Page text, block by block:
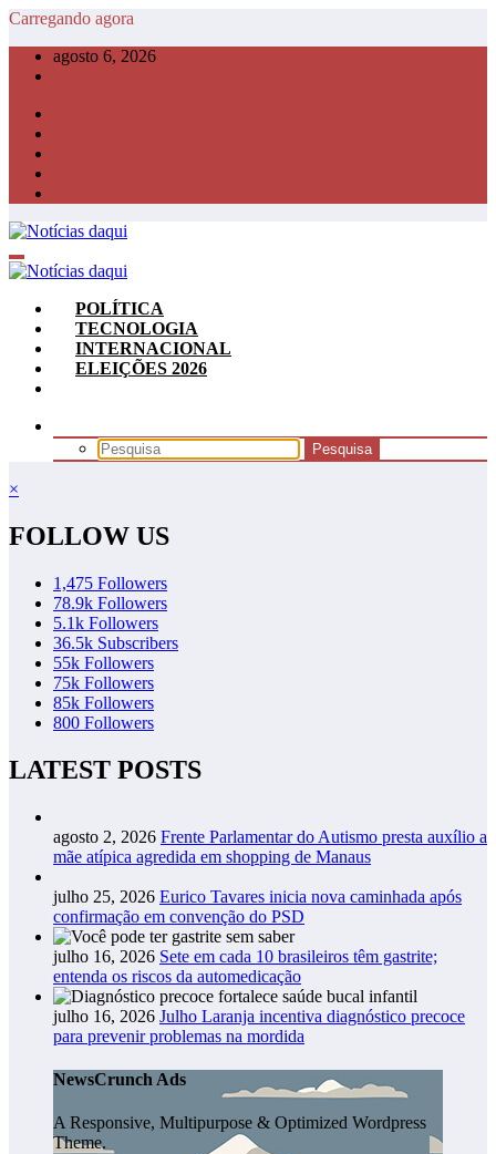
Pular
conteúdo
Carregando agora
agosto 6, 2026
POLÍTICA
TECNOLOGIA
INTERNACIONAL
ELEIÇÕES 2026
×
FOLLOW US
1,475 Followers
78.9k Followers
5.1k Followers
36.5k Subscribers
55k Followers
75k Followers
85k Followers
800 Followers
LATEST POSTS
agosto 2, 2026 Frente Parlamentar do Autismo presta auxílio a
mãe atípica agredida em shopping de Manaus
julho 25, 2026 Eurico Tavares inicia nova caminhada após
confirmação em convenção do PSD
julho 16, 2026 Sete em cada 10 brasileiros têm gastrite;
entenda os riscos da automedicação
julho 16, 2026 Julho Laranja incentiva diagnóstico precoce
para prevenir problemas na mordida
NewsCrunch Ads
A Responsive, Multipurpose & Optimized Wordpress
Theme.